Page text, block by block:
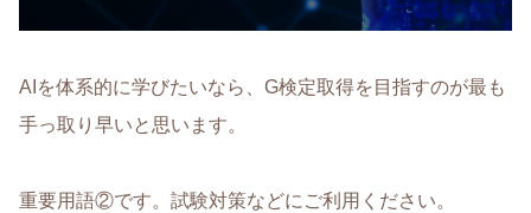
AIを体系的に学びたいなら、G検定取得を目指すのが最も
手っ取り早いと思います。
重要用語②です。試験対策などにご利用ください。